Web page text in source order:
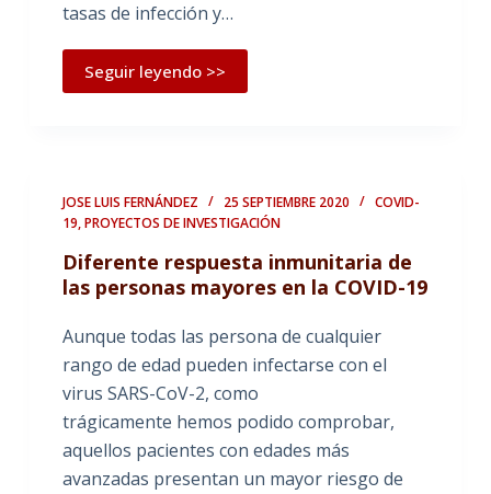
tasas de infección y…
Seguir leyendo >>
JOSE LUIS FERNÁNDEZ 25 SEPTIEMBRE 2020
COVID-
19,PROYECTOS DE INVESTIGACIÓN
Diferente respuesta inmunitaria de
las personas mayores en la COVID-19
Aunque todas las persona de cualquier
rango de edad pueden infectarse con el
virus SARS-CoV-2, como
trágicamente hemos podido comprobar,
aquellos pacientes con edades más
avanzadas presentan un mayor riesgo de